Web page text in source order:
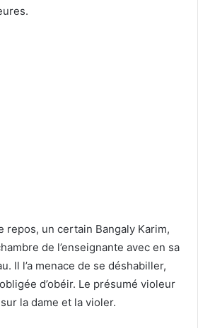
repos, un certain Bangaly Karim,
de l’enseignante avec en sa
Il l’a menace de se déshabiller,
d’obéir. Le présumé violeur
la dame et la violer.